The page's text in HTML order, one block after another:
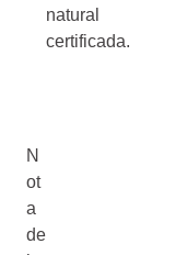
natural
certificada.
N
ot
a
de